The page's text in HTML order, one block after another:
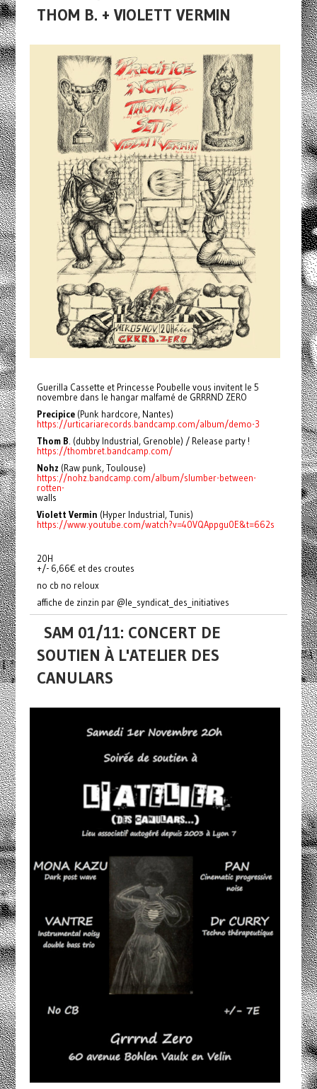
THOM B. + VIOLETT VERMIN
Guerilla Cassette et Princesse Poubelle vous invitent le 5
novembre dans le hangar malfamé de GRRRND ZERO
Precipice(Punk hardcore, Nantes)
https://urticariarecords.bandcamp.com/album/demo-3
Thom B . (dubby Industrial, Grenoble) / Release party !
https://thombret.bandcamp.com/
Nohz (Raw punk, Toulouse)
https://nohz.bandcamp.com/album/slumber-between-
rotten-
walls
Violett Vermin (Hyper Industrial, Tunis)
https://www.youtube.com/watch?v=40VQAppgu0E&t=662s
20H
+/- 6,66€ et des croutes
no cb no reloux
affiche de zinzin par @le_syndicat_des_initiatives
SAM 01/11: CONCERT DE
SOUTIEN À L'ATELIER DES
CANULARS